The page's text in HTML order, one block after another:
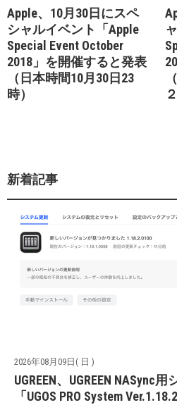
Apple、10月30日にスペ
シャルイベント「Apple
Special Event October
2018」を開催すると発表
（日本時間10月30日23
時）
新着記事
2026年08月09日( 日 )
UGREEN、UGREEN NASync
「UGOS PRO System